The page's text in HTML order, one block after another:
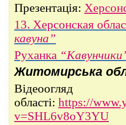
Презентація:
13. Херсонская
кавуна”
Руханка
Житомирська
Відеоогляд
області: https://
v=SHL6v8oY3YU